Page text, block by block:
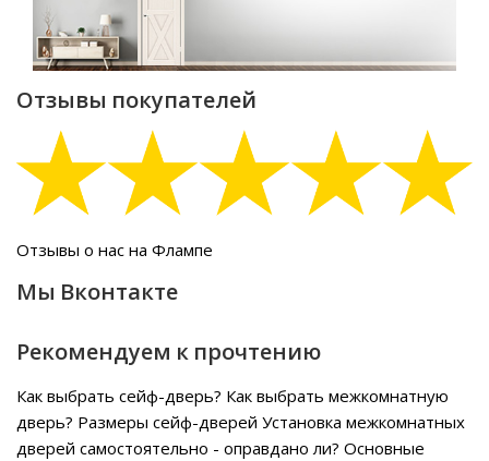
Отзывы покупателей
Отзывы о нас на Флампе
Мы Вконтакте
Рекомендуем к прочтению
Как выбрать сейф-дверь? Как выбрать межкомнатную
дверь? Размеры сейф-дверей Установка межкомнатных
дверей самостоятельно - оправдано ли? Основные